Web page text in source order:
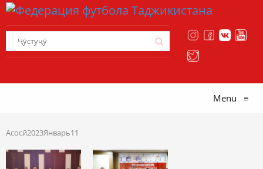
Menu ≡
Асосӣ2023Январь11